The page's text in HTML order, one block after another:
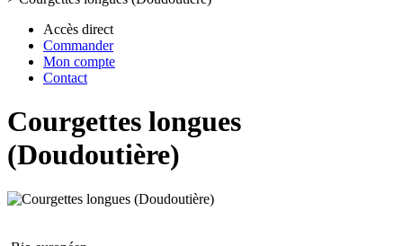
Accès direct
Commander
Mon compte
Contact
Courgettes longues
(Doudoutière)